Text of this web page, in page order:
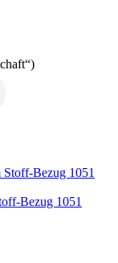
Bezug 1051